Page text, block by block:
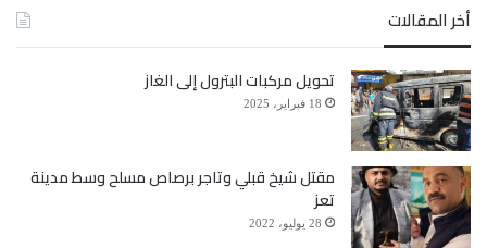
أخر المقالات
تحويل مركبات البترول إلى الغاز
18 فبراير، 2025
مقتل شيخ قبلي وتاجر برصاص مسلح وسط مدينة
تعز
28 يوليو، 2022